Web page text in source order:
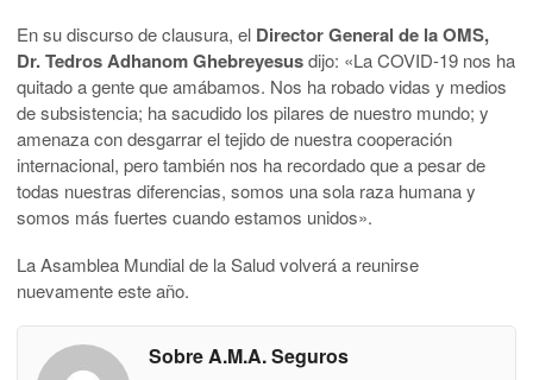
En su discurso de clausura, el Director General de la OMS,
Dr. Tedros Adhanom Ghebreyesusdijo: «La COVID-19 nos ha
quitado a gente que amábamos. Nos ha robado vidas y medios
de subsistencia; ha sacudido los pilares de nuestro mundo; y
amenaza con desgarrar el tejido de nuestra cooperación
internacional, pero también nos ha recordado que a pesar de
todas nuestras diferencias, somos una sola raza humana y
somos más fuertes cuando estamos unidos».
La Asamblea Mundial de la Salud volverá a reunirse
nuevamente este año.
Sobre A.M.A. Seguros